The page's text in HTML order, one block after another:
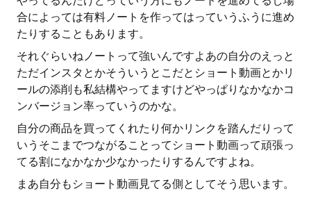
合によっては有料ノートを作ってはっていうふうに進め
たりすることもあります。
それぐらいねノートって強いんですよあの自分のえっと
ただインスタとかそういうとこだとショート動画とかリ
ールの添削も私結構やってますけどやっぱりなかなかコ
ンバージョン率っていうのかな。
自分の商品を買ってくれたり何かリンクを踏んだりって
いうそこまでつながることってショート動画って頑張っ
てる割になかなか少なかったりするんですよね。
まあ自分もショート動画見てる側としてそう思います。